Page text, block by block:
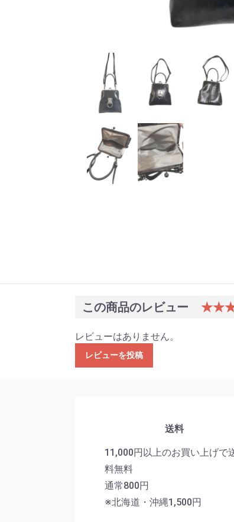
この商品のレビュー
レビューはありません。
レビューを投稿
送料
11,000円以上のお買い上げで
料無料
通常800円
※北海道・沖縄1,500円